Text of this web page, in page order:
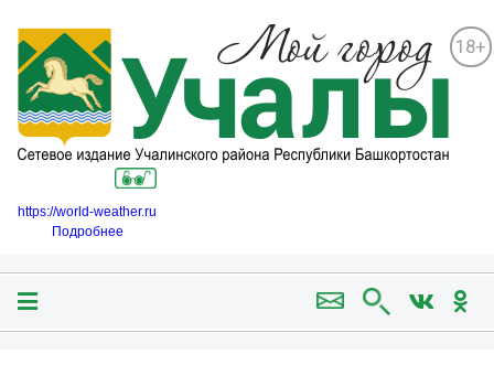
18+
https://world-weather.ru
Подробнее